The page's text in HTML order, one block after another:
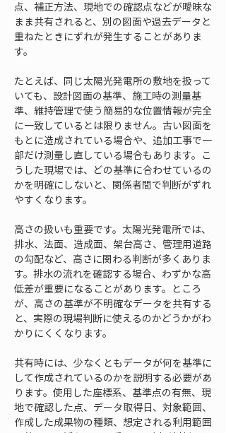
点、補正方法、現地での確認点などが曖昧な
まま共有されると、別の図面や過去データと
重ねたときにずれが発生することがありま
す。
たとえば、同じ太陽光発電所の敷地を扱って
いても、設計図面の基準、施工時の測量基
準、維持管理で使う簡易的な位置情報が完全
に一致しているとは限りません。古い図面を
もとに造成されている場合や、追加工事で一
部だけ測量し直している場合もあります。こ
うした現場では、どの基準に合わせているの
かを明確にしないと、関係者間で判断がずれ
やすくなります。
高さの扱いも重要です。太陽光発電所では、
排水、法面、造成面、架台高さ、管理用道路
の勾配など、高さに関わる判断が多くありま
す。排水の流れを確認する場合、わずかな高
低差が重要になることがあります。ところ
が、高さの基準が不明確なデータを共有する
と、実際の現場判断に使えるのかどうかがわ
かりにくくなります。
共有時には、少なくともデータが何を基準に
して作成されているのかを説明する必要があ
ります。使用した座標系、基準点の有無、現
地で確認した点、データ取得日、対象範囲、
作成した成果物の種類、想定される利用範囲